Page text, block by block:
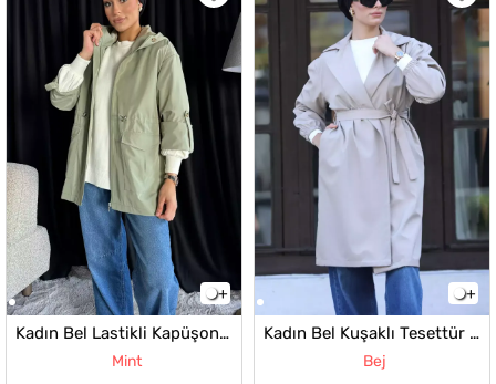
Kadın Bel Lastikli Kapüşonlu Tesettür Trençkot
Mint
Kadın Bel Kuşaklı Tesettür Trençkot
Bej